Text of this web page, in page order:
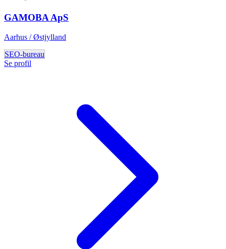
GAMOBA ApS
Aarhus / Østjylland
SEO-bureau
Se profil